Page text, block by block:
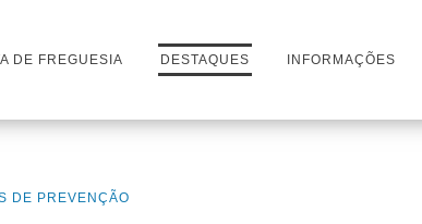
DE FREGUESIA DESTAQUES INFORMAÇÕES
DE PREVENÇÃO